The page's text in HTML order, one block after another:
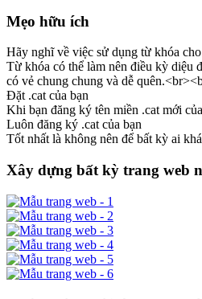
Mẹo hữu ích
Hãy nghĩ về việc sử dụng từ khóa
Từ khóa có thể làm nên điều kỳ diệu
có vẻ chung chung và dễ
Đặt .cat của bạn
Khi bạn đăng ký tên miền .cat mới
Luôn đăng ký .cat của bạn
Tốt nhất là không nên để bất kỳ ai
Xây dựng bất kỳ trang web